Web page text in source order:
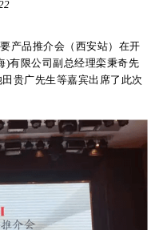
于
产品推介会（西安站）在开
)有限公司副总经理栾秉奇先
贵广先生等嘉宾出席了此次